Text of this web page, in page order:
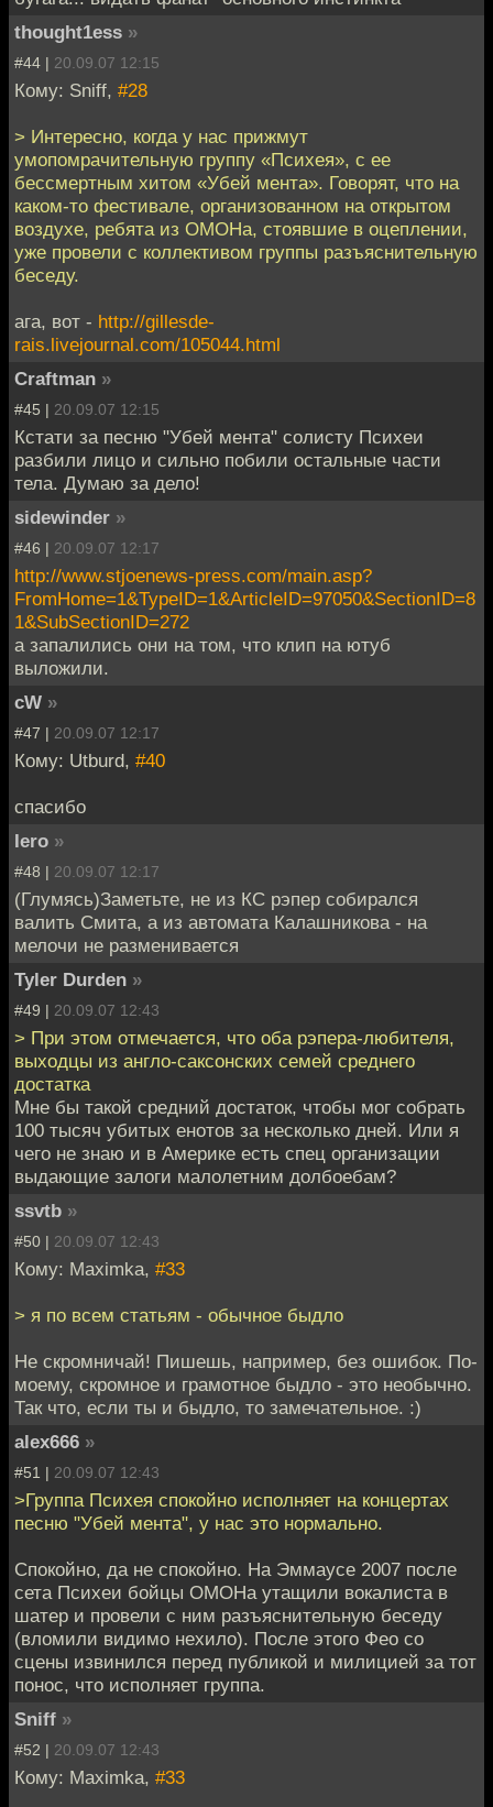
thought1ess »
#44 | 20.09.07 12:15
Кому: Sniff, #28
> Интересно, когда у нас прижмут
умопомрачительную группу «Психея», с ее
бессмертным хитом «Убей мента». Говорят, что на
каком-то фестивале, организованном на открытом
воздухе, ребята из ОМОНа, стоявшие в оцеплении,
уже провели с коллективом группы разъяснительную
беседу.
ага, вот - http://gillesde-
rais.livejournal.com/105044.html
Craftman »
#45 | 20.09.07 12:15
Кстати за песню "Убей мента" солисту Психеи
разбили лицо и сильно побили остальные части
тела. Думаю за дело!
sidewinder »
#46 | 20.09.07 12:17
http://www.stjoenews-press.com/main.asp?
FromHome=1&TypeID=1&ArticleID=97050&SectionID=8
1&SubSectionID=272
а запалились они на том, что клип на ютуб
выложили.
cW »
#47 | 20.09.07 12:17
Кому: Utburd, #40
спасибо
Iero »
#48 | 20.09.07 12:17
(Глумясь)Заметьте, не из КС рэпер собирался
валить Смита, а из автомата Калашникова - на
мелочи не разменивается
Tyler Durden »
#49 | 20.09.07 12:43
> При этом отмечается, что оба рэпера-любителя,
выходцы из англо-саксонских семей среднего
достатка
Мне бы такой средний достаток, чтобы мог собрать
100 тысяч убитых енотов за несколько дней. Или я
чего не знаю и в Америке есть спец организации
выдающие залоги малолетним долбоебам?
ssvtb »
#50 | 20.09.07 12:43
Кому: Maximka, #33
> я по всем статьям - обычное быдло
Не скромничай! Пишешь, например, без ошибок. По-
моему, скромное и грамотное быдло - это необычно.
Так что, если ты и быдло, то замечательное. :)
alex666 »
#51 | 20.09.07 12:43
>Группа Психея спокойно исполняет на концертах
песню "Убей мента", у нас это нормально.
Спокойно, да не спокойно. На Эммаусе 2007 после
сета Психеи бойцы ОМОНа утащили вокалиста в
шатер и провели с ним разъяснительную беседу
(вломили видимо нехило). После этого Фео со
сцены извинился перед публикой и милицией за тот
понос, что исполняет группа.
Sniff »
#52 | 20.09.07 12:43
Кому: Maximka, #33